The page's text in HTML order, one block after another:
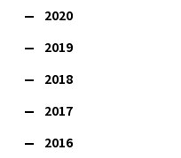
2020
2019
2018
2017
2016